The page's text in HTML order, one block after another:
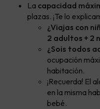
La capacidad
plazas. ¡Te lo
¿Viajas con
2 adultos + 2
¿Sois todos
ocupación
habitación.
¡Recuerda! El
en la misma
bebé.